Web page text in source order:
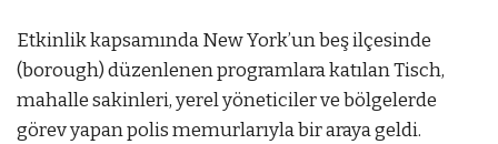
Etkinlik kapsamında New York’un beş ilçesinde
(borough) düzenlenen programlara katılan Tisch,
mahalle sakinleri, yerel yöneticiler ve bölgelerde
görev yapan polis memurlarıyla bir araya geldi.